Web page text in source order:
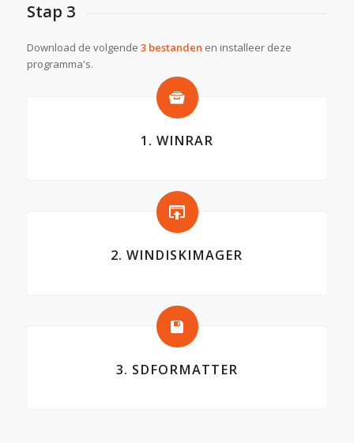
Stap 3
Download de volgende 3 bestanden en installeer deze
programma's.
1. WINRAR
2. WINDISKIMAGER
3. SDFORMATTER